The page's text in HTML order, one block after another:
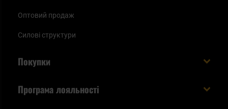
Оптовий продаж
Силові структури
Покупки
Програма лояльності